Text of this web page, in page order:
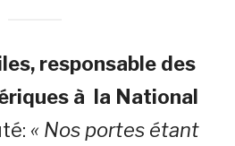
responsable des
à la National
« Nos portes étant